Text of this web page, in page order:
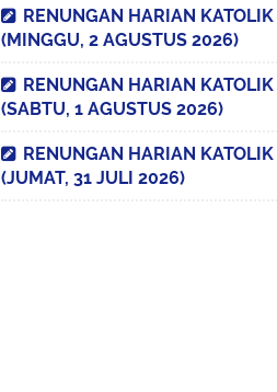
RENUNGAN HARIAN KATOLIK
(MINGGU, 2 AGUSTUS 2026)
RENUNGAN HARIAN KATOLIK
(SABTU, 1 AGUSTUS 2026)
RENUNGAN HARIAN KATOLIK
(JUMAT, 31 JULI 2026)